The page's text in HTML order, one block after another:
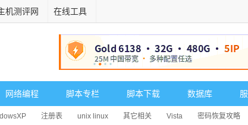
机测评网 在线工具
网络编程 脚本专栏 脚本下载 数据库
注册表 unix linux 其它相关 Vista 密码恢复攻略